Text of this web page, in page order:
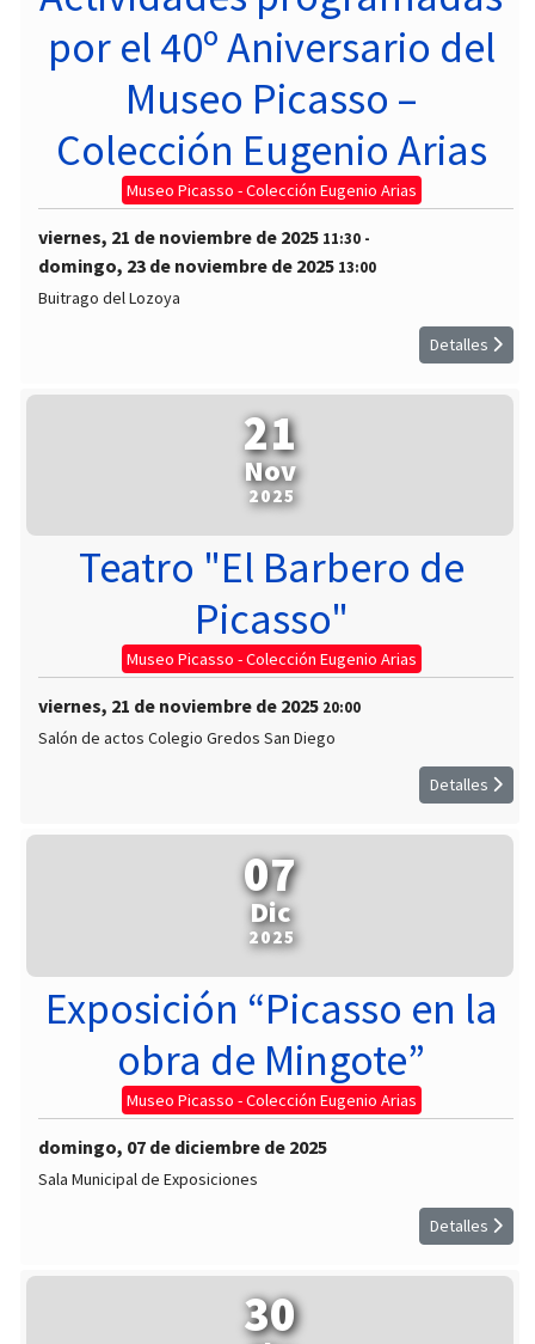
por el 40º Aniversario del
Museo Picasso –
Colección Eugenio Arias
Museo Picasso - Colección Eugenio Arias
viernes, 21 de noviembre de 2025 11:30 -
domingo, 23 de noviembre de 2025 13:00
Buitrago del Lozoya
Detalles
21
Nov
2025
Teatro "El Barbero de
Picasso"
Museo Picasso - Colección Eugenio Arias
viernes, 21 de noviembre de 2025 20:00
Salón de actos Colegio Gredos San Diego
Detalles
07
Dic
2025
Exposición “Picasso en la
obra de Mingote”
Museo Picasso - Colección Eugenio Arias
domingo, 07 de diciembre de 2025
Sala Municipal de Exposiciones
Detalles
30